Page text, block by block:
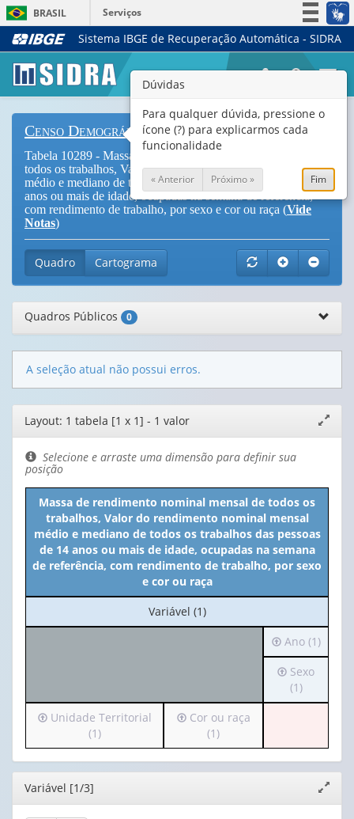
BRASIL
Serviços
Simplifique!
Legislação
Canais
Sistema IBGE de Recuperação Automática - SIDRA
Censo Demográfico
Tabela 10289 - Massa de rendimento nominal mensal de
todos os trabalhos, Valor do rendimento nominal mensal
médio e mediano de todos os trabalhos das pessoas de 14
anos ou mais de idade, ocupadas na semana de referência,
com rendimento de trabalho, por sexo e cor ou raça (Vide
Notas)
Quadro Cartograma
Quadros Públicos 0
A seleção atual não possui erros.
Editor
de
layout
janela
Layout: 1 tabela [1 x 1] - 1 valor
Selecione e arraste uma dimensão para definir sua
posição
Massa de rendimento nominal mensal de todos os
trabalhos, Valor do rendimento nominal mensal
médio e mediano de todos os trabalhos das pessoas
de 14 anos ou mais de idade, ocupadas na semana
de referência, com rendimento de trabalho, por sexo
e cor ou raça
No
cabeçalho:
Variável (1)
Irá
para
cabeçalho
(possui
valor):
Ano (1)
Irá
para
o
apenas
1
Sexo
(1)
Irá
o
cabeçalho
(possui
apenas
Unidade Territorial
(1)
Irá
o
cabeçalho
Cor ou raça
(1)
Editor
janela
Variável [1/3]
Dúvidas
Para qualquer dúvida, pressione o
ícone (?) para explicarmos cada
funcionalidade
« Anterior Próximo » Fim